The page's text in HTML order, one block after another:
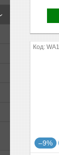
–9%